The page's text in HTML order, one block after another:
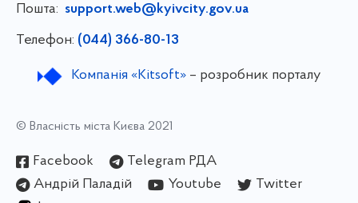
Пошта: support.web@kyivcity.gov.ua
Телефон: (044) 366-80-13
Компанія «Kitsoft»– розробник порталу
© Власність міста Києва 2021
Facebook
Telegram РДА
Андрій Паладій
Youtube
Twitter